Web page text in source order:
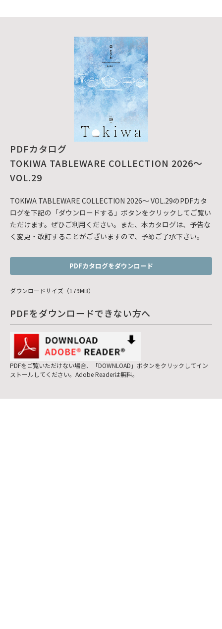
PDFカタログ
TOKIWA TABLEWARE COLLECTION 2026～
VOL.29
TOKIWA TABLEWARE COLLECTION 2026～ VOL.29のPDFカタ
ログを下記の「ダウンロードする」ボタンをクリックしてご覧い
ただけます。ぜひご利用ください。また、本カタログは、予告な
く変更・改訂することがございますので、予めご了承下さい。
PDFカタログをダウンロード
ダウンロードサイズ（179MB）
PDFをダウンロードできない方へ
PDFをご覧いただけない場合、「DOWNLOAD」ボタンをクリックしてイン
ストールしてください。Adobe Readerは無料。